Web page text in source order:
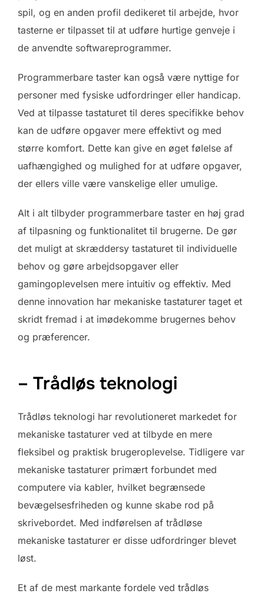
spil, og en anden profil dedikeret til arbejde, hvor
tasterne er tilpasset til at udføre hurtige genveje i
de anvendte softwareprogrammer.
Programmerbare taster kan også være nyttige for
personer med fysiske udfordringer eller handicap.
Ved at tilpasse tastaturet til deres specifikke behov
kan de udføre opgaver mere effektivt og med
større komfort. Dette kan give en øget følelse af
uafhængighed og mulighed for at udføre opgaver,
der ellers ville være vanskelige eller umulige.
Alt i alt tilbyder programmerbare taster en høj grad
af tilpasning og funktionalitet til brugerne. De gør
det muligt at skræddersy tastaturet til individuelle
behov og gøre arbejdsopgaver eller
gamingoplevelsen mere intuitiv og effektiv. Med
denne innovation har mekaniske tastaturer taget et
skridt fremad i at imødekomme brugernes behov
og præferencer.
– Trådløs teknologi
Trådløs teknologi har revolutioneret markedet for
mekaniske tastaturer ved at tilbyde en mere
fleksibel og praktisk brugeroplevelse. Tidligere var
mekaniske tastaturer primært forbundet med
computere via kabler, hvilket begrænsede
bevægelsesfriheden og kunne skabe rod på
skrivebordet. Med indførelsen af trådløse
mekaniske tastaturer er disse udfordringer blevet
løst.
Et af de mest markante fordele ved trådløs